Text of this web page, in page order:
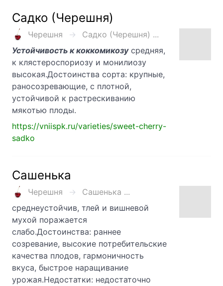
Садко (Черешня)
Черешня
Садко (Черешня) ...
Устойчивость к коккомикозусредняя,
к клястероспориозу и монилиозу
высокая.Достоинства сорта: крупные,
раносозревающие, с плотной,
устойчивой к растрескиванию
мякотью плоды.
https://vniispk.ru/varieties/sweet-cherry-
sadko
Сашенька
Черешня
Сашенька ...
среднеустойчив, тлей и вишневой
мухой поражается
слабо.Достоинства: раннее
созревание, высокие потребительские
качества плодов, гармоничность
вкуса, быстрое наращивание
урожая.Недостатки: недостаточно